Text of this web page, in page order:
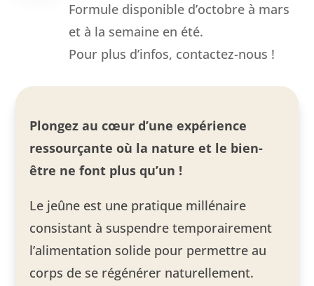
Formule disponible d’octobre à mars
et à la semaine en été.
Pour plus d’infos, contactez-nous !
Plongez au cœur d’une expérience
ressourçante où la nature et le bien-
être ne font plus qu’un !
Le jeûne est une pratique millénaire
consistant à suspendre temporairement
l’alimentation solide pour permettre au
corps de se régénérer naturellement.